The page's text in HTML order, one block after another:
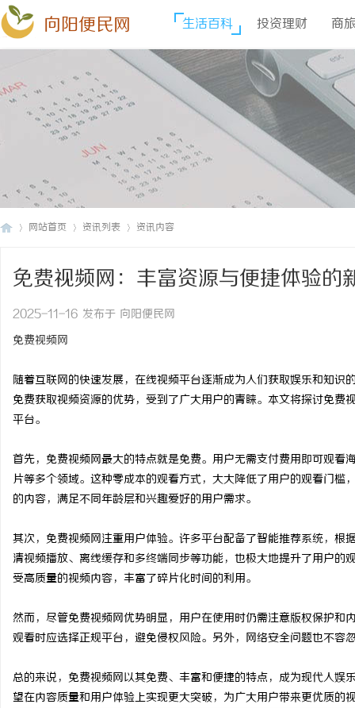
向阳便民网 生活百科 投资理财 商
网站首页 资讯列表 资讯内容
免费视频网：丰富资源与便捷体验的
2025-11-16 发布于 向阳便民网
免费视频网
随着互联网的快速发展，在线视频平台逐渐成为人们获取娱乐和知
免费获取视频资源的优势，受到了广大用户的青睐。本文将探讨免
平台。
首先，免费视频网最大的特点就是免费。用户无需支付费用即可观
片等多个领域。这种零成本的观看方式，大大降低了用户的观看门
的内容，满足不同年龄层和兴趣爱好的用户需求。
其次，免费视频网注重用户体验。许多平台配备了智能推荐系统，
清视频播放、离线缓存和多终端同步等功能，也极大地提升了用户
受高质量的视频内容，丰富了碎片化时间的利用。
然而，尽管免费视频网优势明显，用户在使用时仍需注意版权保护
观看时应选择正规平台，避免侵权风险。另外，网络安全问题也不容
总的来说，免费视频网以其免费、丰富和便捷的特点，成为现代人
望在内容质量和用户体验上实现更大突破，为广大用户带来更优质的